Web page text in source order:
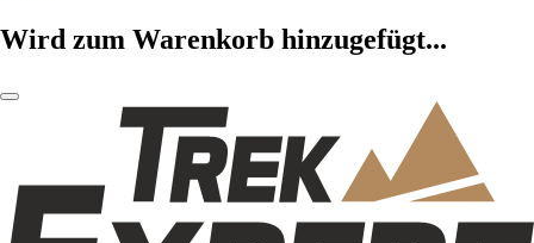
Wird zum Warenkorb hinzugefügt...